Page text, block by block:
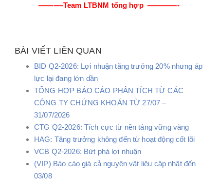
———-Team LTBNM tổng hợp ————-
BÀI VIẾT LIÊN QUAN
BID Q2-2026: Lợi nhuận tăng trưởng 20% nhưng áp
lực lại đang lớn dần
TỔNG HỢP BÁO CÁO PHÂN TÍCH TỪ CÁC
CÔNG TY CHỨNG KHOÁN TỪ 27/07 –
31/07/2026
CTG Q2-2026: Tích cực từ nền tảng vững vàng
HAG: Tăng trưởng không đến từ hoạt động cốt lõi
VCB Q2-2026: Bứt phá lợi nhuận
(VIP) Báo cáo giá cả nguyên vật liệu cập nhật đến
03/08